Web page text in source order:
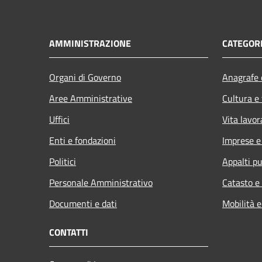
AMMINISTRAZIONE
Organi di Governo
Aree Amministrative
Uffici
Enti e fondazioni
Politici
Personale Amministrativo
Documenti e dati
Cultura
Vita
Imprese
Appalti
Catasto
Mobilità
CONTATTI